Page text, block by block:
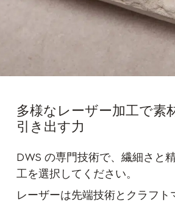
多様なレーザー加工で素
引き出す力
DWS の専門技術で、繊細さと
工を選択してください。
レーザーは先端技術とクラフト